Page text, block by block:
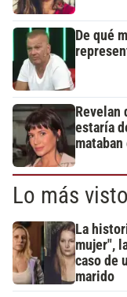
De qué
Revelan
estaría
Lo más
La
mujer",
caso de
marido